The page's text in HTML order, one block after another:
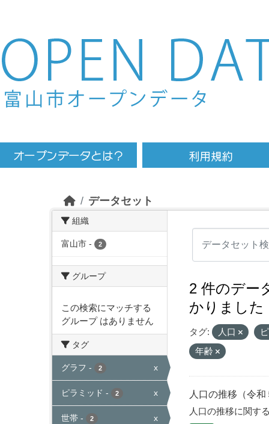
Skip to main content
データセット
組織
富山市 - 2
グループ
この検索にマッチする
グループ はありません
タグ
グラフ - 2 x
ピラミッド - 2 x
世帯 - 2 x
2 件のデー
かりました
タグ: 人口
年齢
人口の推移（令和
人口の推移に関す